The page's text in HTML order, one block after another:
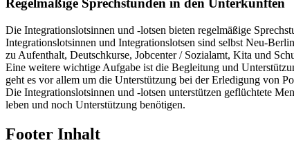
Regelmäßige Sprechstunden in den Unterkünften
Die Integrationslotsinnen und -lotsen bieten regelmäßige
Integrationslotsinnen und Integrationslotsen sind selbst Neu-
zu Aufenthalt, Deutschkurse, Jobcenter / Sozialamt, Kita und
Eine weitere wichtige Aufgabe ist die Begleitung und
geht es vor allem um die Unterstützung bei der Erledigung von
Die Integrationslotsinnen und -lotsen unterstützen geflüchtete
leben und noch Unterstützung benötigen.
Footer Inhalt